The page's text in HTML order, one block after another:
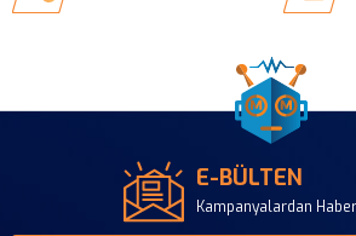
E-BÜLTEN
Kampanyalardan